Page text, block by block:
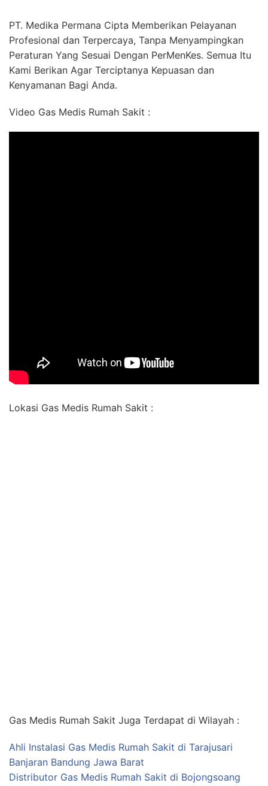
PT. Medika Permana Cipta Memberikan Pelayanan
Profesional dan Terpercaya, Tanpa Menyampingkan
Peraturan Yang Sesuai Dengan PerMenKes. Semua Itu
Kami Berikan Agar Terciptanya Kepuasan dan
Kenyamanan Bagi Anda.
Video Gas Medis Rumah Sakit :
Lokasi Gas Medis Rumah Sakit :
Gas Medis Rumah Sakit Juga Terdapat di Wilayah :
Ahli Instalasi Gas Medis Rumah Sakit di Tarajusari
Banjaran Bandung Jawa Barat
Distributor Gas Medis Rumah Sakit di Bojongsoang